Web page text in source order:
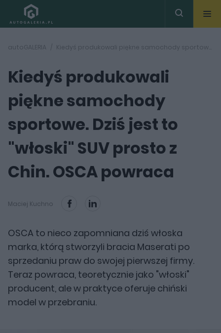
autoGALERIA Kiedyś produkowali piękne samochody sportowe. Dziś jest to "włoski" SUV prosto z Chin. OSCA powraca
Kiedyś produkowali
piękne samochody
sportowe. Dziś jest to
"włoski" SUV prosto z
Chin. OSCA powraca
Maciej Kuchno
OSCA to nieco zapomniana dziś włoska
marka, którą stworzyli bracia Maserati po
sprzedaniu praw do swojej pierwszej firmy.
Teraz powraca, teoretycznie jako "włoski"
producent, ale w praktyce oferuje chiński
model w przebraniu.